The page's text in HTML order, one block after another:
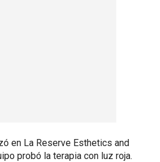
en La Reserve Esthetics and
probó la terapia con luz roja.